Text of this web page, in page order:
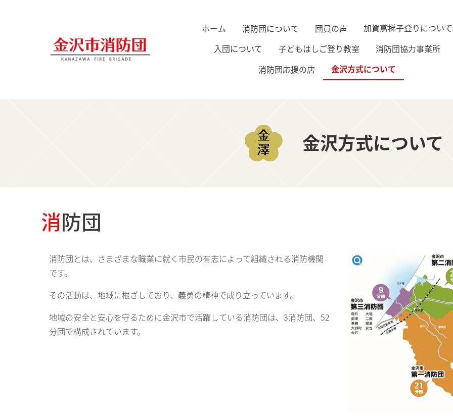
ホーム 消防団について 団員の声
加賀鳶梯子登りについて
入団について
子どもはしご登り教室
消防団協力事業所
消防団応援の店
金沢方式について
金沢方式について
消防団
消防団とは、さまざまな職業に就く市民の有志によって組織される消防機関
です。
その活動は、地域に根ざしており、義勇の精神で成り立っています。
地域の安全と安心を守るために金沢市で活躍している消防団は、3消防団、52
分団で構成されています。